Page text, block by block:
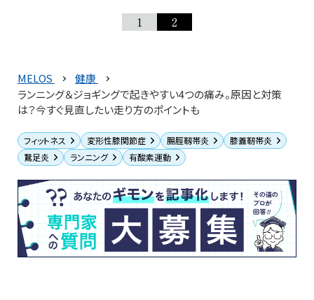
1 2
MELOS
健康
ランニング＆ジョギングで起きやすい4つの痛み。原因と対策
は？今すぐ見直したい走り方のポイントも
フィットネス 変形性膝関節症 腸脛靱帯炎
膝蓋靭帯炎
鵞足炎
ランニング 有酸素運動